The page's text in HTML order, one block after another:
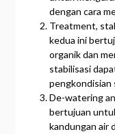
dengan cara
Treatment,
kedua ini
organik dan
stabilisasi
pengkondisian
De-watering
bertujuan
kandungan air